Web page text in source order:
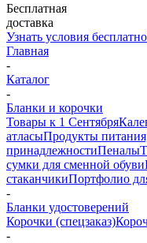
Бесплатная
доставка
Узнать условия
Главная
-
Каталог
-
Бланки и корочки
Товары к 1 Сентября
атласыПродукты
принадлежностиПеналы
сумки для сменной обуви
стаканчикиПортфолио
-
Бланки удостоверений
Корочки (спецзаказ)
-